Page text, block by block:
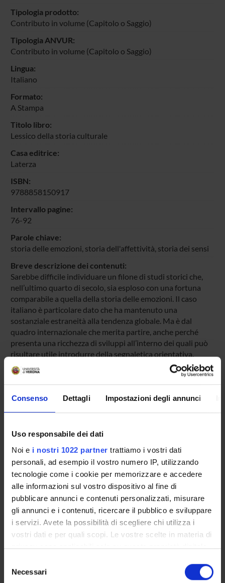
Consenso Dettagli Impostazioni degli annunci
Uso responsabile dei dati
Noi e i nostri 1022 partner trattiamo i vostri dati
personali, ad esempio il vostro numero IP, utilizzando
tecnologie come i cookie per memorizzare e accedere
alle informazioni sul vostro dispositivo al fine di
pubblicare annunci e contenuti personalizzati, misurare
gli annunci e i contenuti, ricercare il pubblico e sviluppare
i servizi. Avete la possibilità di scegliere chi utilizza i
vostri dati e per quali scopi. Le vostre scelte in materia di
privacy sono applicabili solo su questa proprietà digitale
modificare o revocare il proprio consenso in qualsiasi
delNecessari
Tipologia prodotto:
Contributo in volume (Capitolo o Saggio)
Tipologia ANVUR:
Contributo in volume (Capitolo o Saggio)
Lingua:
Italiano
Formato:
A Stampa
Titolo libro:
Lessico della storia culturale
Casa editrice:
Laterza
ISBN:
9788858150917
Intervallo pagine:
76-92
Parole chiave:
storia delle emozioni, storia dell'affettività, storia dei sensi
Breve descrizione dei contenuti:
Sarebbe difficile individuare un filone di studi storici che,
nell’ultimo quarto di secolo, sia esploso con una fortuna
comparabile a quella della storia delle emozioni. Il caso
italiano è particolare dato che ha mantenuto una
sostanziale estraneità alla tendenza globale. Ma è dal
quadro internazionale che merita partire, anche perché
presenta una ricchezza di sviluppi all’interno dei quali può
risultare utile introdurre della segnaletica orientativa.
Id prodotto:
132825
Handle IRIS:
11562/1088526
18 dicembre 2024
Citazione bibliografica:
Arcangeli, Alessandro,Emozioni Lessico della storia
culturale,Laterza ,2023,pp. 76-92
Consulta la scheda completa presente nel repository
istituzionale della Ricerca di Ateneo
PROGETTI COLLEGATI
Ricerche sul sistema delle passioni nella cultura europea del